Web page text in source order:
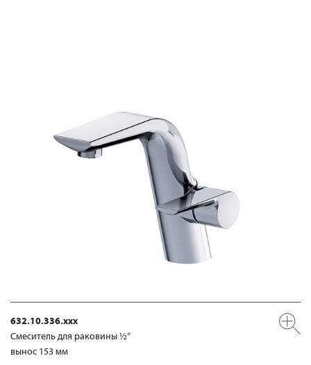
632.10.336.xxx
Смеситель для раковины ½“
вынос 153 мм